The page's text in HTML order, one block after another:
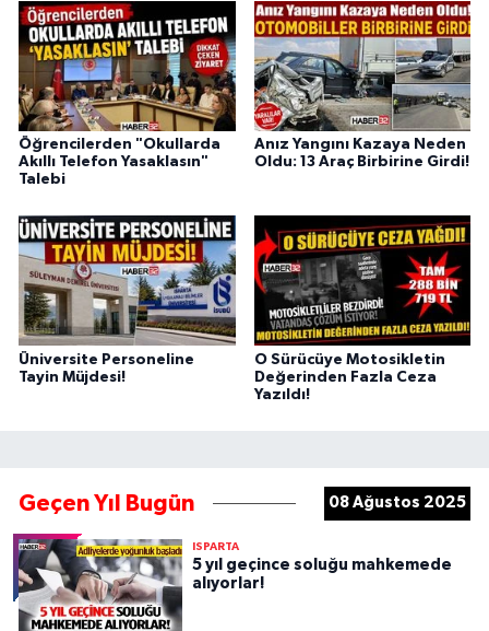
Öğrencilerden "Okullarda
Akıllı Telefon Yasaklasın"
Talebi
Anız Yangını Kazaya Neden
Oldu: 13 Araç Birbirine Girdi!
Üniversite Personeline
Tayin Müjdesi!
O Sürücüye Motosikletin
Değerinden Fazla Ceza
Yazıldı!
Geçen Yıl Bugün 08 Ağustos 2025
ISPARTA
5 yıl geçince soluğu mahkemede
alıyorlar!